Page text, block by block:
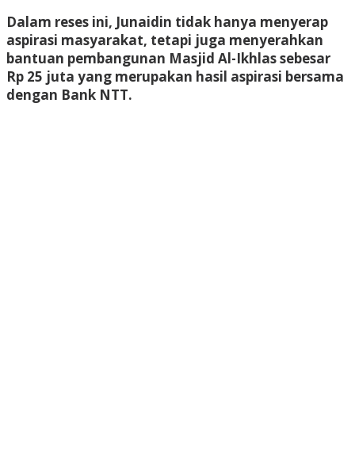
Dalam reses ini, Junaidin tidak hanya menyerap
aspirasi masyarakat, tetapi juga menyerahkan
bantuan pembangunan Masjid Al-Ikhlassebesar
Rp 25 juta yang merupakan hasil aspirasi bersama
dengan Bank NTT.